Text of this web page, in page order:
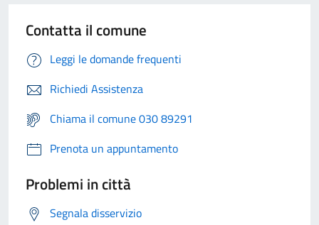
Contatta il comune
Leggi le domande frequenti
Richiedi Assistenza
Chiama il comune 030 89291
Prenota un appuntamento
Problemi in città
Segnala disservizio